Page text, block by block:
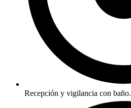
Recepción y vigilancia con baño.